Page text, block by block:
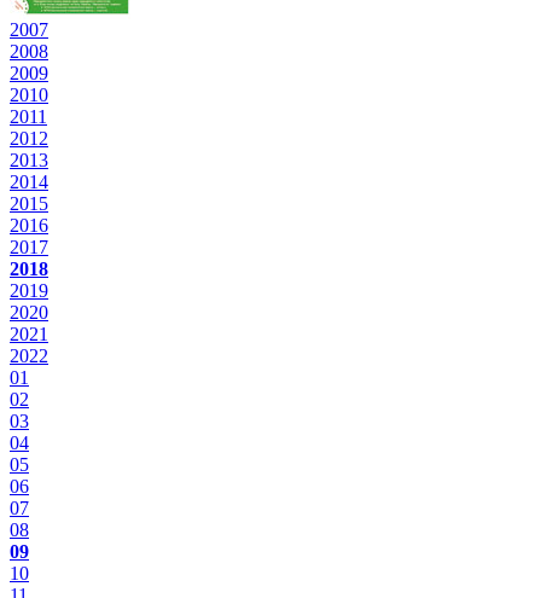
2007
2008
2009
2010
2011
2012
2013
2014
2015
2016
2017
2018
2019
2020
2021
2022
01
02
03
04
05
06
07
08
09
10